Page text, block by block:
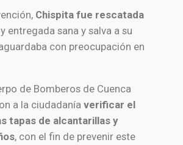
Chispita fue rescatada
entregada sana y salva a su
con preocupación en
de Bomberos de Cuenca
a la ciudadanía verificar el
tapas de alcantarillas y
, con el fin de prevenir este